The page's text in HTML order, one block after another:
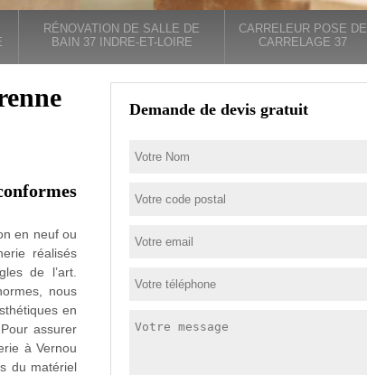
RÉNOVATION DE SALLE DE
BAIN 37 INDRE-ET-LOIRE
CARRELEUR POSE DE
CARRELAGE 37
en neuf ou
réalisés
de l’art.
nous
en
assurer
à Vernou
du matériel
Demande de devis gratuit